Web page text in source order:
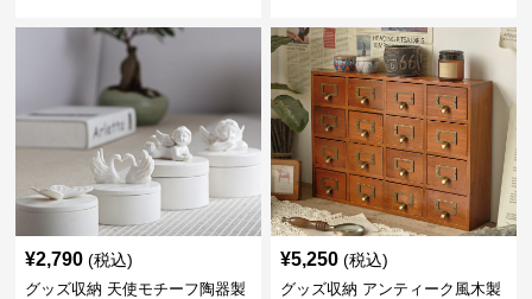
¥2,790 (税込)
グッズ収納 天使モチーフ陶器製
¥5,250 (税込)
グッズ収納 アンティーク風木製